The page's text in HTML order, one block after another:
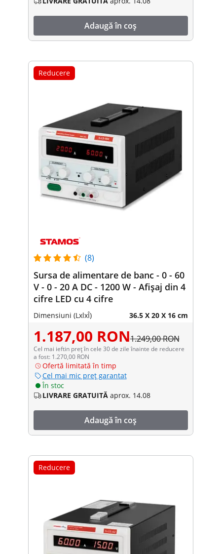
Adaugă în coș
Reducere
(8)
Sursa de alimentare de banc - 0 - 60
V - 0 - 20 A DC - 1200 W - Afișaj din 4
cifre LED cu 4 cifre
Dimensiuni (LxlxÎ) 36.5 X 20 X 16 cm
1.187,00 RON1.249,00 RON
Cel mai ieftin preț în cele 30 de zile înainte de reducere
a fost: 1.270,00 RON
Ofertă limitată în timp
Cel mai mic preț garantat
În stoc
LIVRARE GRATUITĂ aprox. 14.08
Adaugă în coș
Reducere